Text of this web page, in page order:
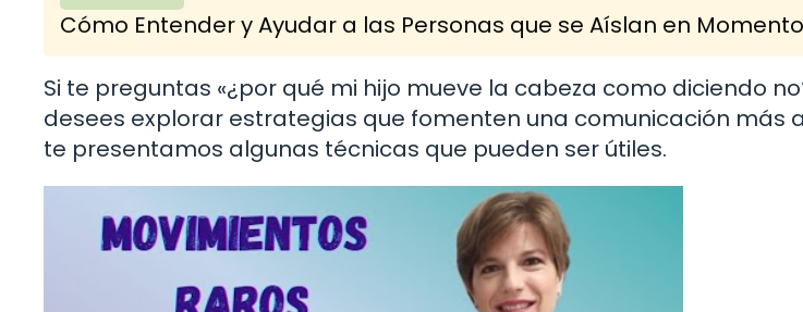
Cómo Entender y Ayudar a las Personas que se Aíslan en
Si te preguntas «¿por qué mi hijo mueve la cabeza como diciendo
desees explorar estrategias que fomenten una comunicación más
te presentamos algunas técnicas que pueden ser útiles.